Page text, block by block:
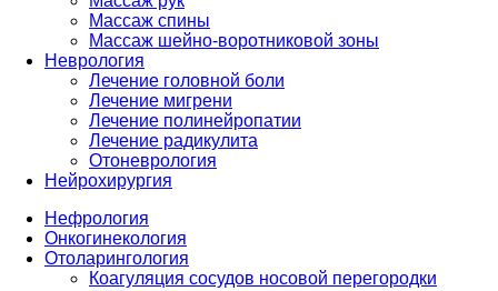
Массаж спины
Массаж шейно-воротниковой зоны
Неврология
Лечение головной боли
Лечение мигрени
Лечение полинейропатии
Лечение радикулита
Отоневрология
Нейрохирургия
Нефрология
Онкогинекология
Отоларингология
Коагуляция сосудов носовой перегородки